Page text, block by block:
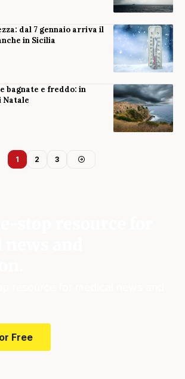
dal 7 gennaio arriva il
in Sicilia
bagnate e freddo: in
Natale
1 2 3
Free